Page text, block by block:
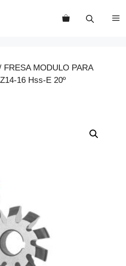
FRESA MODULO PARA
16 Hss-E 20º